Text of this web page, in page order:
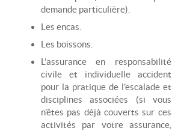
demande particulière).
Les encas.
Les boissons.
L’assurance en responsabilité
civile et individuelle accident
pour la pratique de l’escalade et
disciplines associées (si vous
n'êtes pas déjà couverts sur ces
activités par votre assurance,